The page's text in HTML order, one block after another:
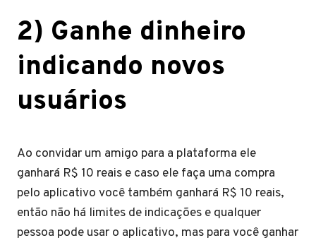
2) Ganhe dinheiro
indicando novos
usuários
Ao convidar um amigo para a plataforma ele
ganhará R$ 10 reais e caso ele faça uma compra
pelo aplicativo você também ganhará R$ 10 reais,
então não há limites de indicações e qualquer
pessoa pode usar o aplicativo, mas para você ganhar